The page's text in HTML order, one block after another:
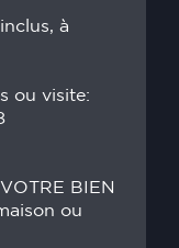
à
ou visite:
BIEN
ou